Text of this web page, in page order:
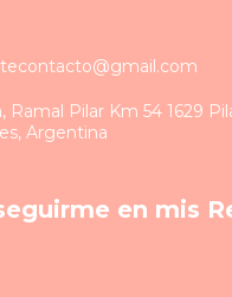
Ramal Pilar Km 54 1629
Argentina
en mis